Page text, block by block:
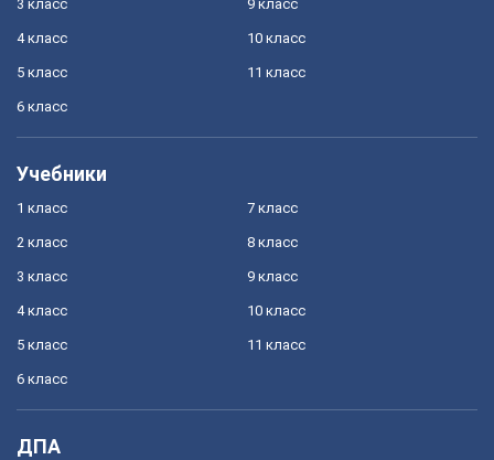
3 класс
4 класс
5 класс
6 класс
9 класс
10 класс
11 класс
Учебники
1 класс
2 класс
3 класс
4 класс
5 класс
6 класс
7 класс
8 класс
9 класс
10 класс
11 класс
ДПА